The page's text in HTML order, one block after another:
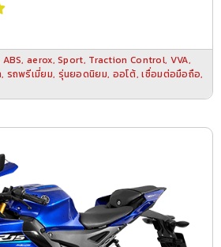
ABS,aerox,Sport, Traction Control, VVA,
, รถพรีเมี่ยม, รุ่นยอดนิยม, ออโต้,เชื่อมต่อมือถือ,